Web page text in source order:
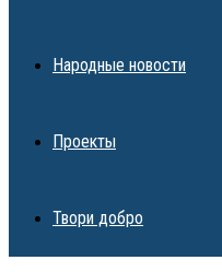
Народные новости
Проекты
Твори добро